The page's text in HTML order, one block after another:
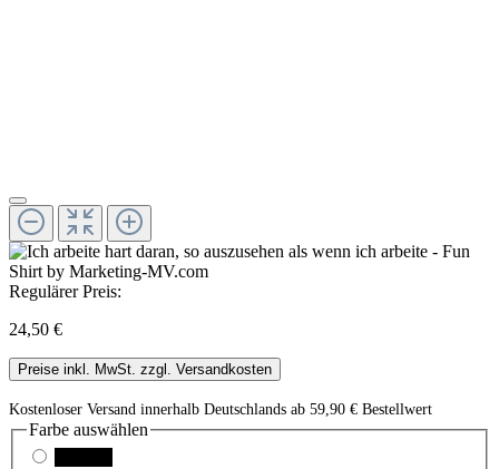
Regulärer Preis:
24,50 €
Preise inkl. MwSt. zzgl. Versandkosten
Kostenloser Versand innerhalb Deutschlands ab 59,90 € Bestellwert
Farbe auswählen